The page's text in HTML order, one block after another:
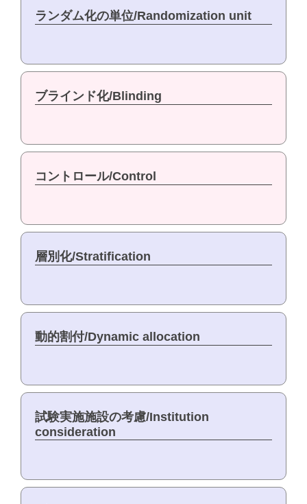
ランダム化の単位/Randomization unit
ブラインド化/Blinding
コントロール/Control
層別化/Stratification
動的割付/Dynamic allocation
試験実施施設の考慮/Institution
consideration